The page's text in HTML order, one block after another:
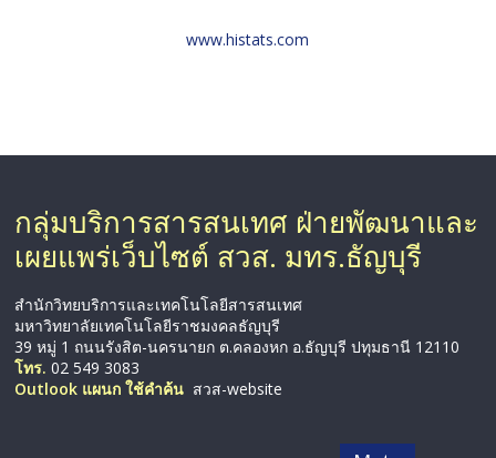
www.histats.com
กลุ่มบริการสารสนเทศ ฝ่ายพัฒนาและ
เผยแพร่เว็บไซต์ สวส. มทร.ธัญบุรี
สำนักวิทยบริการและเทคโนโลยีสารสนเทศ
มหาวิทยาลัยเทคโนโลยีราชมงคลธัญบุรี
39 หมู่ 1 ถนนรังสิต-นครนายก ต.คลองหก อ.ธัญบุรี ปทุมธานี 12110
โทร. 02 549 3083
Outlook แผนก ใช้คำค้น สวส-website